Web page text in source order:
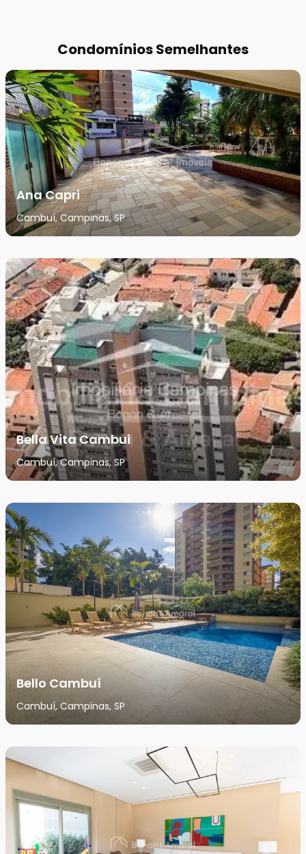
Condomínios Semelhantes
Ana Capri
Cambuí, Campinas, SP
Bella Vita Cambui
Cambuí, Campinas, SP
Bello Cambuí
Cambuí, Campinas, SP